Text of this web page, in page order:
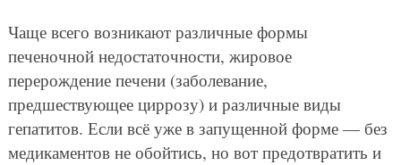
Чаще всего возникают различные формы
печеночной недостаточности, жировое
перерождение печени (заболевание,
предшествующее циррозу) и различные виды
гепатитов. Если всё уже в запущенной форме — без
медикаментов не обойтись, но вот предотвратить и